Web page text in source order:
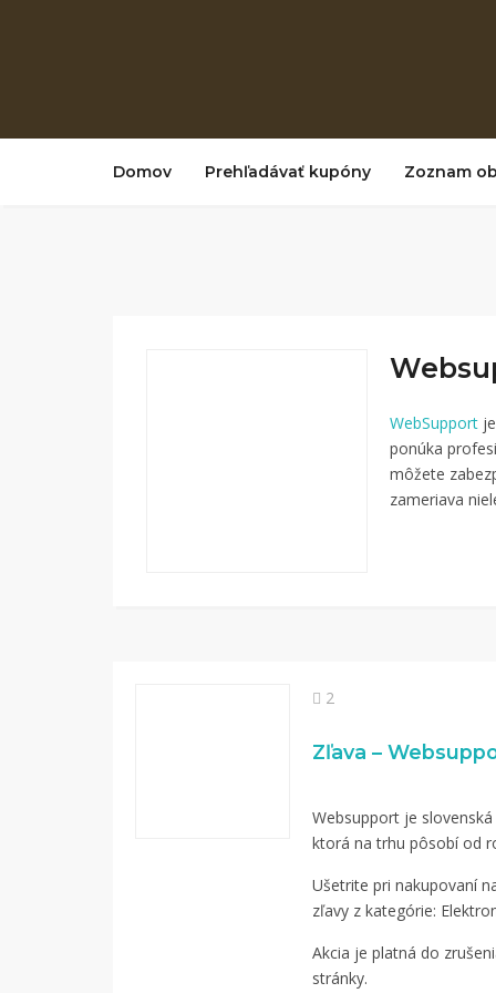
Domov Prehľadávať kupóny Zoznam
WebSupport
ponúka
môžete
zameriava
2
Zľava –
Websupport je
ktorá na trhu pôsobí od
Ušetrite pri nakupovaní
zľavy z kategórie:
Akcia je platná do
stránky.